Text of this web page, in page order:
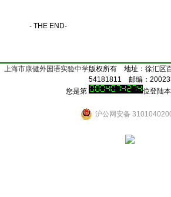
- THE END-
上海市康健外国语实验中学版权所有 地址：徐汇区
54181811 邮编：
您是第
位登陆
沪公网安备